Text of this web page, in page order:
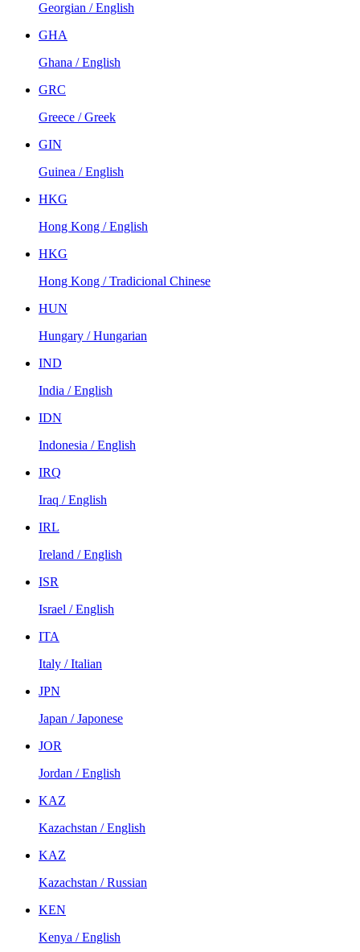
Georgian / English
GHA
Ghana / English
GRC
Greece / Greek
GIN
Guinea / English
HKG
Hong Kong / English
HKG
Hong Kong / Tradicional Chinese
HUN
Hungary / Hungarian
IND
India / English
IDN
Indonesia / English
IRQ
Iraq / English
IRL
Ireland / English
ISR
Israel / English
ITA
Italy / Italian
JPN
Japan / Japonese
JOR
Jordan / English
KAZ
Kazachstan / English
KAZ
Kazachstan / Russian
KEN
Kenya / English